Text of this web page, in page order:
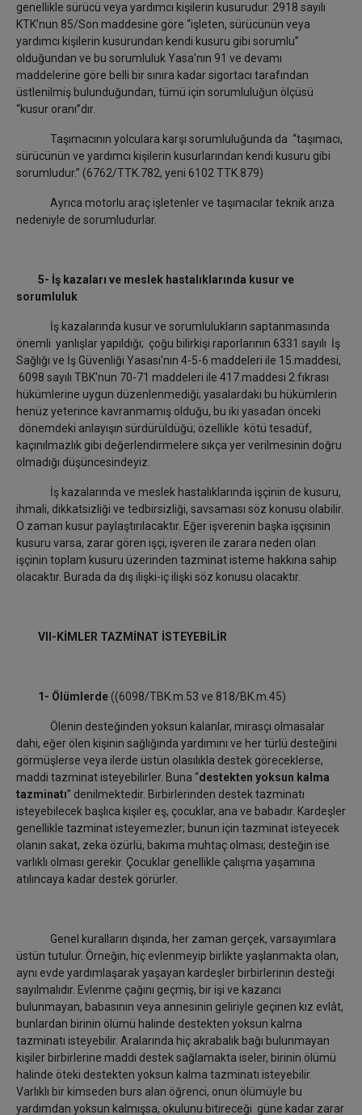
genellikle sürücü veya yardımcı kişilerin kusurudur. 2918 sayılı
KTK’nun 85/Son maddesine göre “işleten, sürücünün veya
yardımcı kişilerin kusurundan kendi kusuru gibi sorumlu”
olduğundan ve bu sorumluluk Yasa’nın 91 ve devamı
maddelerine göre belli bir sınıra kadar sigortacı tarafından
üstlenilmiş bulunduğundan, tümü için sorumluluğun ölçüsü
“kusur oranı”dır.
Taşımacının yolculara karşı sorumluluğunda da “taşımacı,
sürücünün ve yardımcı kişilerin kusurlarından kendi kusuru gibi
sorumludur.” (6762/TTK.782, yeni 6102 TTK.879)
Ayrıca motorlu araç işletenler ve taşımacılar teknik arıza
nedeniyle de sorumludurlar.
5- İş kazaları ve meslek hastalıklarında kusur ve
sorumluluk
İş kazalarında kusur ve sorumlulukların saptanmasında
önemli yanlışlar yapıldığı; çoğu bilirkişi raporlarının 6331 sayılı İş
Sağlığı ve İş Güvenliği Yasası'nın 4-5-6 maddeleri ile 15.maddesi,
6098 sayılı TBK'nun 70-71 maddeleri ile 417.maddesi 2.fıkrası
hükümlerine uygun düzenlenmediği; yasalardaki bu hükümlerin
henüz yeterince kavranmamış olduğu, bu iki yasadan önceki
dönemdeki anlayışın sürdürüldüğü; özellikle kötü tesadüf,
kaçınılmazlık gibi değerlendirmelere sıkça yer verilmesinin doğru
olmadığı düşüncesindeyiz.
İş kazalarında ve meslek hastalıklarında işçinin de kusuru,
ihmali, dikkatsizliği ve tedbirsizliği, savsaması söz konusu olabilir.
O zaman kusur paylaştırılacaktır. Eğer işverenin başka işçisinin
kusuru varsa, zarar gören işçi, işveren ile zarara neden olan
işçinin toplam kusuru üzerinden tazminat isteme hakkına sahip
olacaktır. Burada da dış ilişki-iç ilişki söz konusu olacaktır.
VII-KİMLER TAZMİNAT İSTEYEBİLİR
1- Ölümlerde ((6098/TBK.m.53 ve 818/BK.m.45)
Ölenin desteğinden yoksun kalanlar, mirasçı olmasalar
dahi, eğer ölen kişinin sağlığında yardımını ve her türlü desteğini
görmüşlerse veya ilerde üstün olasılıkla destek göreceklerse,
maddi tazminat isteyebilirler. Buna “destekten yoksun kalma
tazminatı” denilmektedir. Birbirlerinden destek tazminatı
isteyebilecek başlıca kişiler eş, çocuklar, ana ve babadır. Kardeşler
genellikle tazminat isteyemezler; bunun için tazminat isteyecek
olanın sakat, zeka özürlü, bakıma muhtaç olması; desteğin ise
varlıklı olması gerekir. Çocuklar genellikle çalışma yaşamına
atılıncaya kadar destek görürler.
Genel kuralların dışında, her zaman gerçek, varsayımlara
üstün tutulur. Örneğin, hiç evlenmeyip birlikte yaşlanmakta olan,
aynı evde yardımlaşarak yaşayan kardeşler birbirlerinin desteği
sayılmalıdır. Evlenme çağını geçmiş, bir işi ve kazancı
bulunmayan, babasının veya annesinin geliriyle geçinen kız evlât,
bunlardan birinin ölümü halinde destekten yoksun kalma
tazminatı isteyebilir. Aralarında hiç akrabalık bağı bulunmayan
kişiler birbirlerine maddi destek sağlamakta iseler, birinin ölümü
halinde öteki destekten yoksun kalma tazminatı isteyebilir.
Varlıklı bir kimseden burs alan öğrenci, onun ölümüyle bu
yardımdan yoksun kalmışsa, okulunu bitireceği güne kadar zarar